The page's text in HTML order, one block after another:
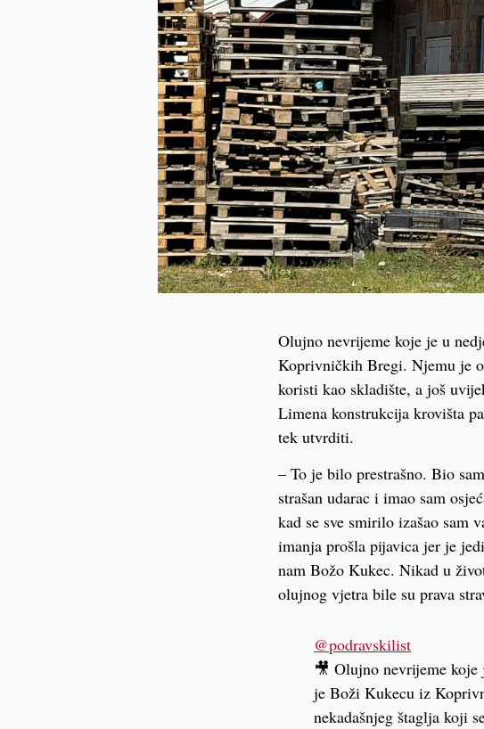
Olujno nevrijeme koje je u
Koprivničkih Bregi. Njemu je
koristi kao skladište, a još
Limena konstrukcija krovišta
tek utvrditi.
– To je bilo prestrašno. Bio
strašan udarac i imao sam
kad se sve smirilo izašao sam
imanja prošla pijavica jer je
nam Božo Kukec. Nikad u
olujnog vjetra bile su prava
@podravskilist
🎥 Olujno nevrijeme
je Boži Kukecu iz
nekadašnjeg štaglja koji